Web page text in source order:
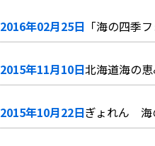
2016年02月25日 「海の四季
2015年11月10日北海道海の
2015年10月22日ぎょれん 海